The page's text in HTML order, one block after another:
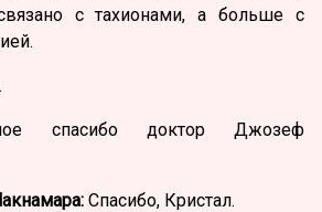
с тахионами, а больше с
спасибо доктор Джозеф
Спасибо, Кристал.